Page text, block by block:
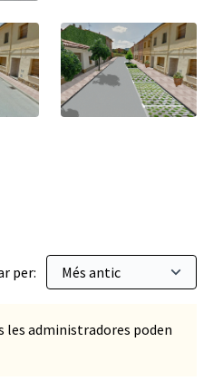
nova)
per:
administradores poden